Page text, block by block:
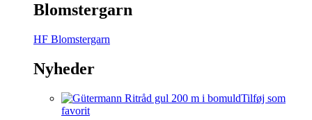
Blomstergarn
HF Blomstergarn
Nyheder
Tilføj som
favorit